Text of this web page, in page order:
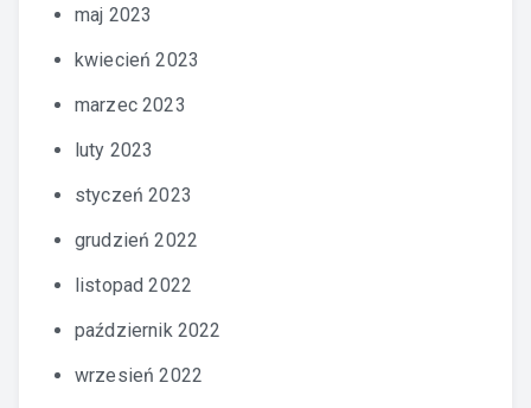
maj 2023
kwiecień 2023
marzec 2023
luty 2023
styczeń 2023
grudzień 2022
listopad 2022
październik 2022
wrzesień 2022